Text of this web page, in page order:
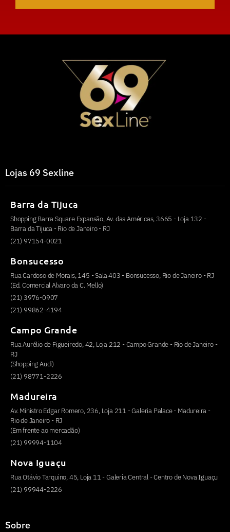
Lojas 69 Sexline
Barra da Tijuca
Shopping Barra Square Expansão, Av. das Américas, 3665 - Loja 132 -
Barra da Tijuca - Rio de Janeiro - RJ
(21) 97154-0021
Bonsucesso
Rua Cardoso de Morais, 145 - Sala 403 - Bonsucesso, Rio de Janeiro - RJ
(Ed. Comercial Alvaro da C. Mello)
(21) 3976-0907
(21) 99862-4194
Campo Grande
Rua Aurélio de Figueiredo, 42, Loja 212 - Campo Grande - Rio de Janeiro -
RJ
(Shopping Audi)
(21) 98771-2226
Madureira
Av. Ministro Edgar Romero, 236, Loja 211 - Galeria Palace - Madureira -
Rio de Janeiro - RJ
(Em frente ao mercadão)
(21) 99994-1104
Nova Iguaçu
Rua Otávio Tarquino, 45, Loja 11 - Galeria Central - Centro de Nova Iguaçu
(21) 99944-2226
Sobre